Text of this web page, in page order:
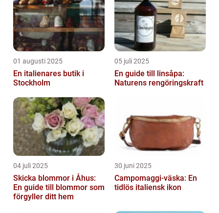
01 augusti 2025
En italienares butik i
Stockholm
05 juli 2025
En guide till linsåpa:
Naturens rengöringskraft
04 juli 2025
Skicka blommor i Åhus:
En guide till blommor som
förgyller ditt hem
30 juni 2025
Campomaggi-väska: En
tidlös italiensk ikon